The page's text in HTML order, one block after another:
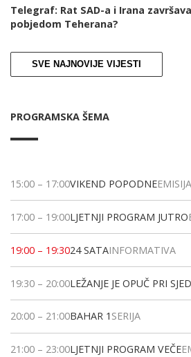
Telegraf: Rat SAD-a i Irana
pobjedom Teherana?
SVE NAJNOVIJE VIJESTI
PROGRAMSKA ŠEMA
15:00 – 17:00VIKEND POPODNEEMISIJA
17:00 – 19:00LJETNJI PROGRAM JUTRO
19:00 – 19:3024 SATAINFORMATIVA
19:30 – 20:00LEŽANJE JE OPUČ PRI
20:00 – 21:00BAHAR 1 SERIJA
21:00 – 23:00LJETNJI PROGRAM VEČE